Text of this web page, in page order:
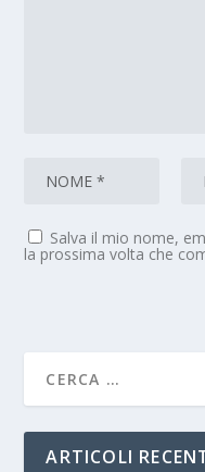
Salva il mio nome,
la prossima volta che
ARTICOLI